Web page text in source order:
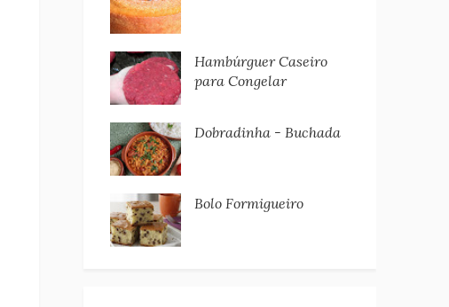
Hambúrguer Caseiro
para Congelar
Dobradinha - Buchada
Bolo Formigueiro